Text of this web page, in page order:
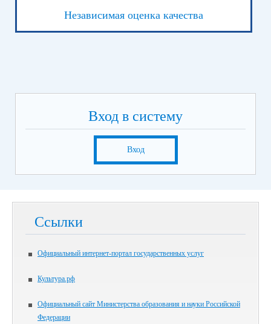
Независимая оценка качества
Вход в систему
Вход
Ссылки
Официальный интернет-портал государственных услуг
Культура.рф
Официальный сайт Министерства образования и науки Российской
Федерации